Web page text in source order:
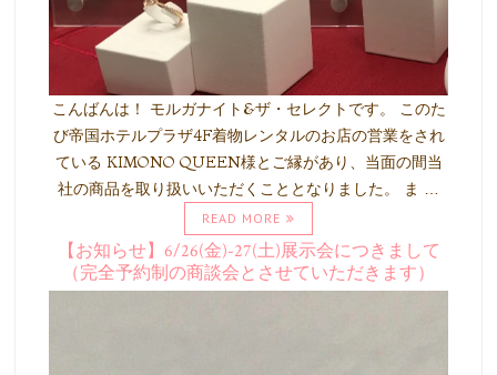
こんばんは！ モルガナイト&ザ・セレクトです。 このた
び帝国ホテルプラザ4F着物レンタルのお店の営業をされ
ている KIMONO QUEEN様とご縁があり、当面の間当
社の商品を取り扱いいただくこととなりました。 ま …
READ MORE
【お知らせ】6/26(金)-27(土)展示会につきまして
（完全予約制の商談会とさせていただきます）